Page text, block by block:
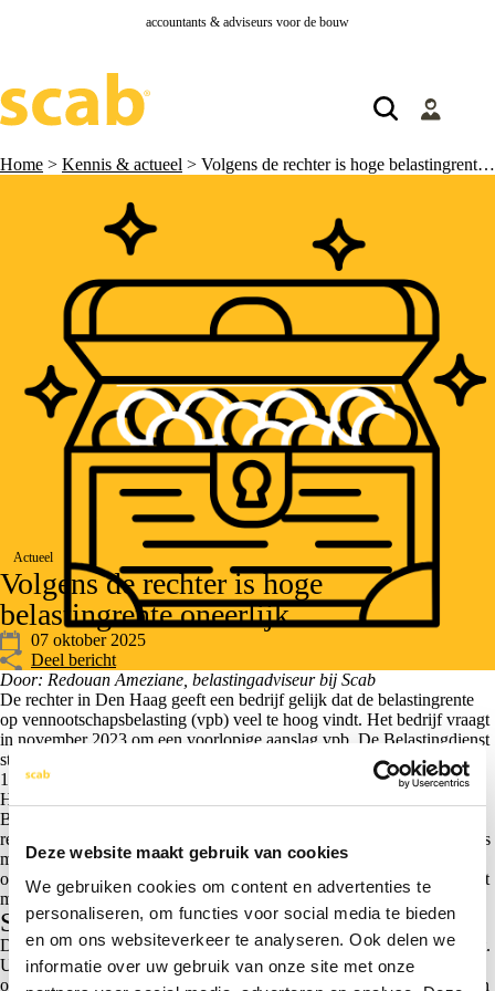
Deze website maakt gebruik van cookies
We gebruiken cookies om content en advertenties te
personaliseren, om functies voor social media te bieden
en om ons websiteverkeer te analyseren. Ook delen we
informatie over uw gebruik van onze site met onze
accountants & adviseurs voor de bouw
Home > Kennis & actueel > Volgens de rechter is hoge belastingrente oneerlijk
Actueel
Volgens de rechter is hoge
belastingrente oneerlijk
07 oktober 2025
Deel bericht
Door: Redouan Ameziane, belastingadviseur bij Scab
De rechter in Den Haag geeft een bedrijf gelijk dat de belastingrente
op vennootschapsbelasting (vpb) veel te hoog vindt. Het bedrijf vraagt
in november 2023 om een voorlopige aanslag vpb. De Belastingdienst
stuurt deze aanslag in december 2023. Daarbij moet het bedrijf ook €
1.658 aan rente betalen.
Het bedrijf vindt dat te veel en wil maar € 632 betalen. De
Belastingdienst gaat hier niet mee akkoord. Het bedrijf gaat naar de
rechter en krijgt gelijk. De rechter oordeelt dat de hoge rente in strijd is
met het ‘evenredigheidsbeginsel’. Dit beginsel betekent dat de
overheid bij het maken van regels een eerlijke belangenafweging moet
maken en hierbij alle belangen moet betrekken.
Schatkist
De overheid wil met de hoge rente geld binnenhalen voor de schatkist.
Uit de stukken blijkt dat dit zelfs het belangrijkste doel is. De rechter
overweegt dat het verwerven van geld met een hoge belastingrente ten